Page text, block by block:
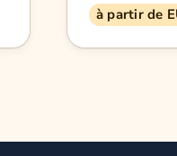
à partir de